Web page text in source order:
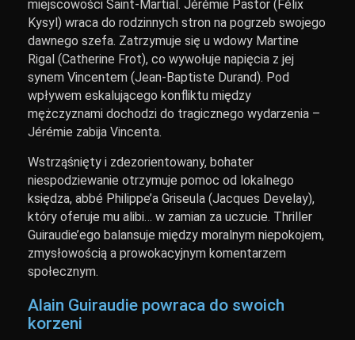
miejscowości Saint-Martial. Jérémie Pastor (Félix
Kysyl) wraca do rodzinnych stron na pogrzeb swojego
dawnego szefa. Zatrzymuje się u wdowy Martine
Rigal (Catherine Frot), co wywołuje napięcia z jej
synem Vincentem (Jean-Baptiste Durand). Pod
wpływem eskalującego konfliktu między
mężczyznami dochodzi do tragicznego wydarzenia –
Jérémie zabija Vincenta.
Wstrząśnięty i zdezorientowany, bohater
niespodziewanie otrzymuje pomoc od lokalnego
księdza, abbé Philippe’a Griseula (Jacques Develay),
który oferuje mu alibi… w zamian za uczucie. Thriller
Guiraudie’ego balansuje między moralnym niepokojem,
zmysłowością a prowokacyjnym komentarzem
społecznym.
Alain Guiraudie powraca do swoich
korzeni